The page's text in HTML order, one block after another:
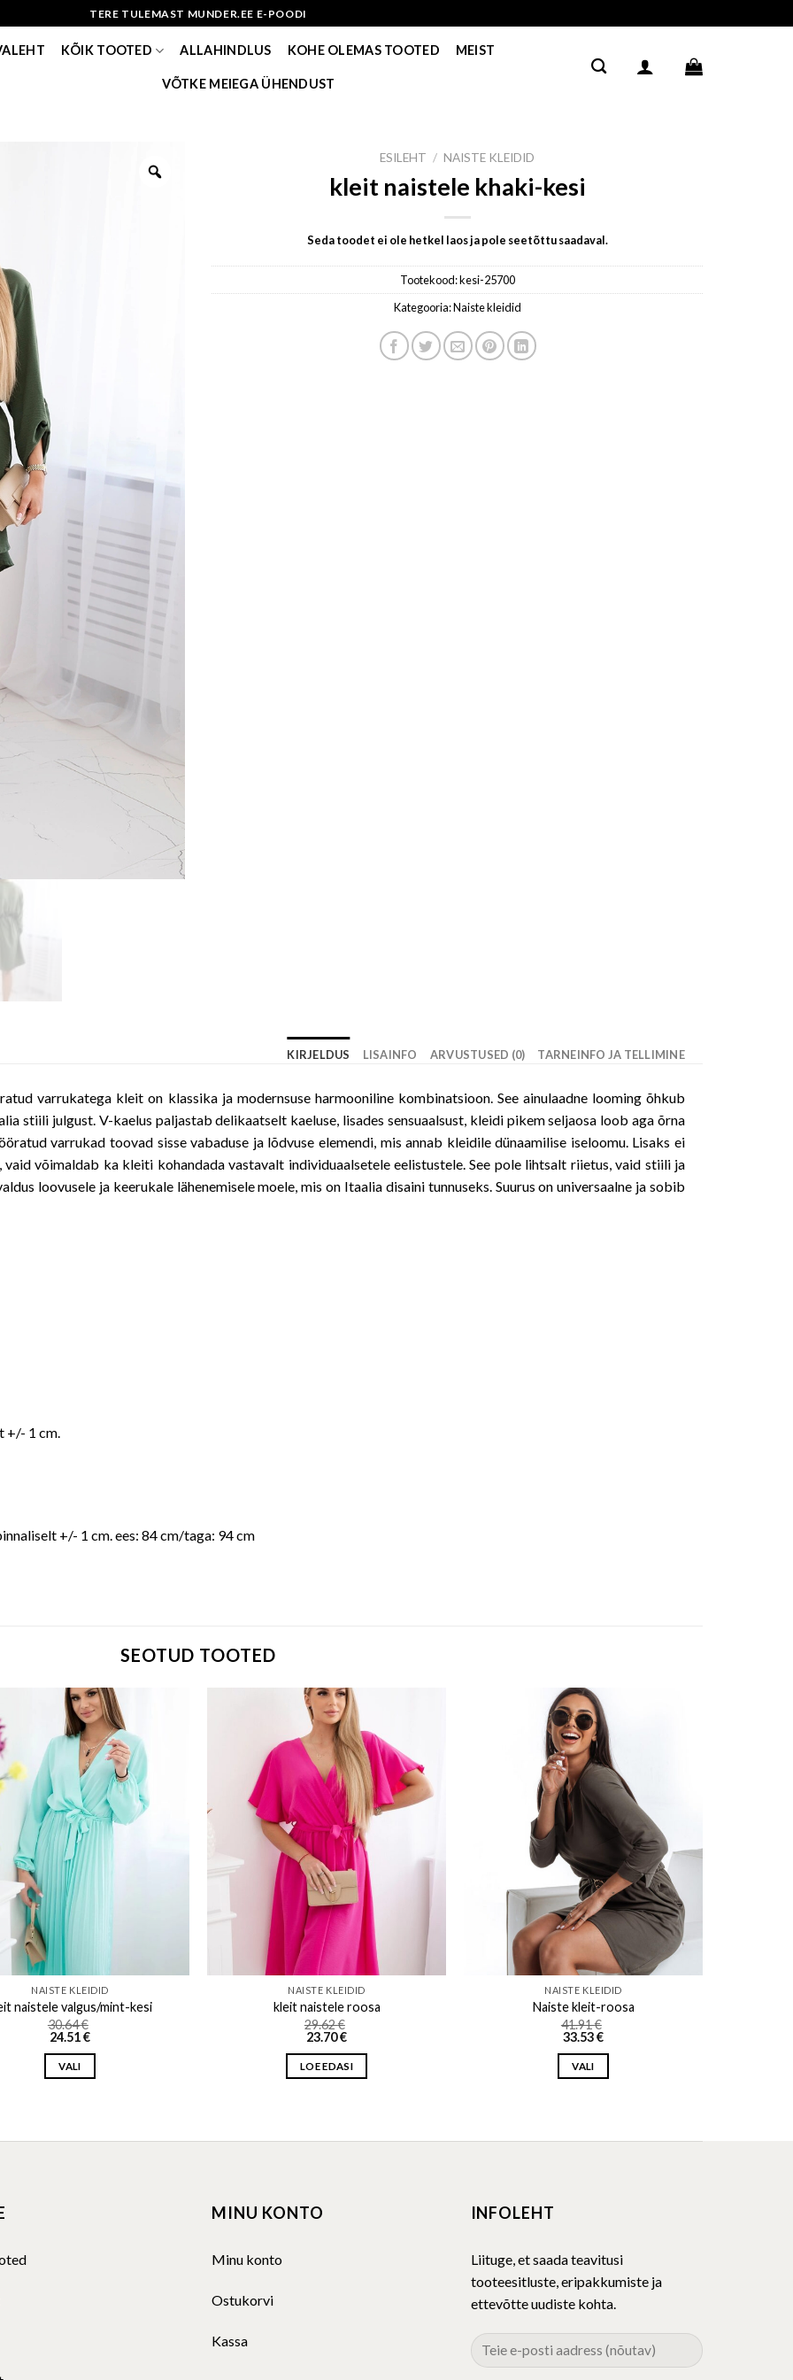
TERE TULEMAST MUNDER.EE E-POODI
KÕIK TOOTED ALLAHINDLUS KOHE OLEMAS TOOTED MEIST
VÕTKE MEIEGA ÜHENDUST
ESILEHT / NAISTE KLEIDID
kleit naistele khaki-kesi
Seda toodet ei ole hetkel laos ja pole seetõttu saadaval.
Tootekood:kesi-25700
Kategooria:Naiste kleidid
KIRJELDUS LISAINFO ARVUSTUSED (0) TARNEINFO JA TELLIMINE
varrukatega kleit on klassika ja modernsuse harmooniline kombinatsioon. See ainulaadne looming õhkub
stiili julgust. V-kaelus paljastab delikaatselt kaeluse, lisades sensuaalsust, kleidi pikem seljaosa loob aga õrna
varrukad toovad sisse vabaduse ja lõdvuse elemendi, mis annab kleidile dünaamilise iseloomu. Lisaks ei
võimaldab ka kleiti kohandada vastavalt individuaalsetele eelistustele. See pole lihtsalt riietus, vaid stiili ja
loovusele ja keerukale lähenemisele moele, mis on Itaalia disaini tunnuseks. Suurus on universaalne ja sobib
+/- 1 cm.
+/- 1 cm. ees: 84 cm/taga: 94 cm
SEOTUD TOOTED
Add to wishlist
NAISTE KLEIDID
naistele valgus/mint-kesi
30.64€
24.51€
VALI
Add to wishlist
NAISTE KLEIDID
kleit naistele roosa
29.62€
23.70€
LOE EDASI
Add to wishlist
NAISTE KLEIDID
Naiste kleit-roosa
41.91€
33.53€
VALI
on
the
product
page
MINU KONTO
Minu konto
Ostukorvi
Kassa
INFOLEHT
Liituge, et saada teavitusi
tooteesitluste, eripakkumiste ja
ettevõtte uudiste kohta.